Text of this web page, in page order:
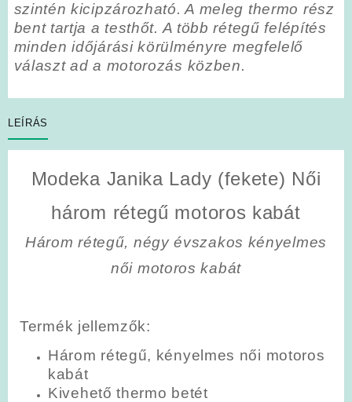
szintén kicipzározható. A meleg thermo rész
bent tartja a testhőt. A több rétegű felépítés
minden időjárási körülményre megfelelő
választ ad a motorozás közben.
LEÍRÁS
Modeka Janika Lady (fekete) Női
három rétegű motoros kabát
Három rétegű, négy évszakos kényelmes
női motoros kabát
Termék jellemzők:
Három rétegű, kényelmes női motoros
kabát
Kivehető thermo betét